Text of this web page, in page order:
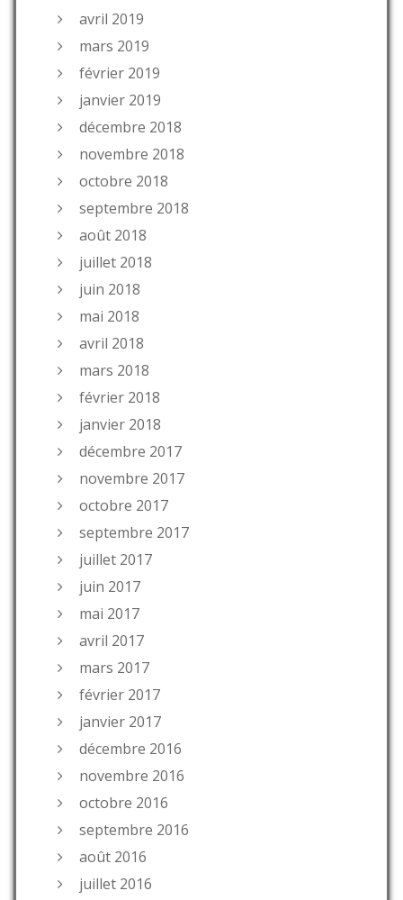
avril 2019
mars 2019
février 2019
janvier 2019
décembre 2018
novembre 2018
octobre 2018
septembre 2018
août 2018
juillet 2018
juin 2018
mai 2018
avril 2018
mars 2018
février 2018
janvier 2018
décembre 2017
novembre 2017
octobre 2017
septembre 2017
juillet 2017
juin 2017
mai 2017
avril 2017
mars 2017
février 2017
janvier 2017
décembre 2016
novembre 2016
octobre 2016
septembre 2016
août 2016
juillet 2016